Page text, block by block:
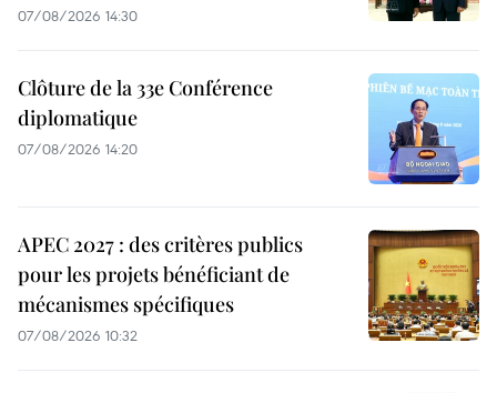
07/08/2026 14:30
Clôture de la 33e Conférence
diplomatique
07/08/2026 14:20
APEC 2027 : des critères publics
pour les projets bénéficiant de
mécanismes spécifiques
07/08/2026 10:32